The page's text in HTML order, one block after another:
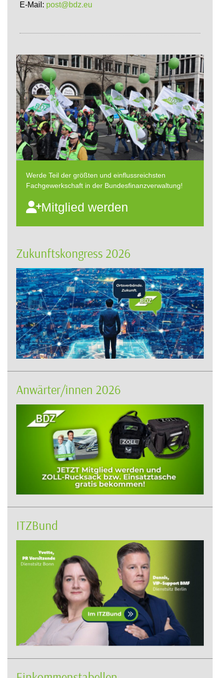
E-Mail: post@bdz.eu
Werde Teil der größten und einflussreichsten
Fachgewerkschaft in der Bundesfinanzverwaltung!
Mitglied werden
Zukunftskongress 2026
Anwärter/innen 2026
ITZBund